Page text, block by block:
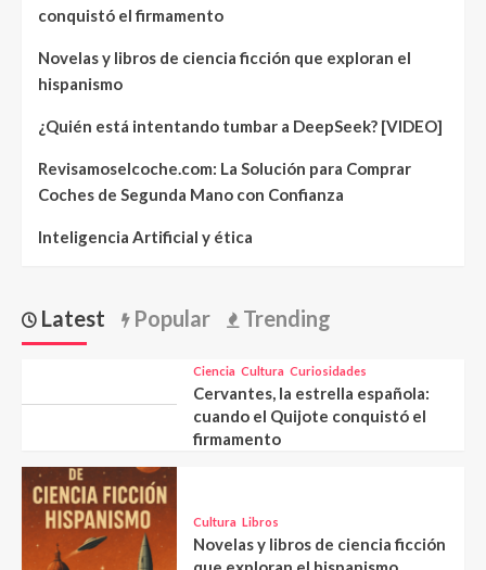
conquistó el firmamento
Novelas y libros de ciencia ficción que exploran el
hispanismo
¿Quién está intentando tumbar a DeepSeek? [VIDEO]
Revisamoselcoche.com: La Solución para Comprar
Coches de Segunda Mano con Confianza
Inteligencia Artificial y ética
Latest Popular Trending
Ciencia Cultura Curiosidades
Cervantes, la estrella española:
cuando el Quijote conquistó el
firmamento
Cultura Libros
Novelas y libros de ciencia ficción